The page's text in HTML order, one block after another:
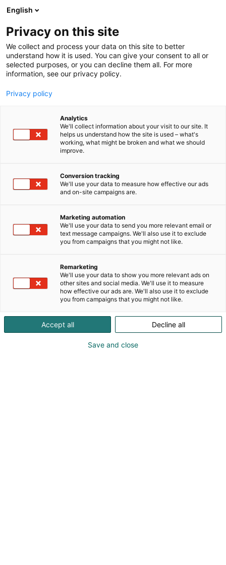
Siirry
sisältöön
Koneviesti
A770
Koneviesti tarjoaa hyödyllistä ja puolueetonta
tietoa erilaisista hyötykoneista. Tunnemme koneet
ja hallitsemme tekniikan järeän luokan työkoneista
ilmestynyt jo vuodesta 1952 ja siitä asti olemme
olleet koneammattilaisten asialla.
vertailua käytännön olosuhteissa. Olemme
asiantunteva kumppani niin konehankinnoissa,
huollossa, korjauksessa sekä käytännön töissä –
säästät selvää rahaa, kun koneesi kestävät
ilmestyy 14 kertaa vuodessa ja on alansa johtava
ammattilehti.
English
Privacy on this site
We collect and process your data on this site to better
understand how it is used. You can give your consent to all or
selected purposes, or you can decline them all. For more
information, see our privacy policy.
Privacy policy
Analytics
We'll collect information about your visit to our site. It
helps us understand how the site is used – what's
working, what might be broken and what we should
improve.
Conversion tracking
We'll use your data to measure how effective our ads
and on-site campaigns are.
Marketing automation
We'll use your data to send you more relevant email or
text message campaigns. We'll also use it to exclude
you from campaigns that you might not like.
Remarketing
We'll use your data to show you more relevant ads on
other sites and social media. We'll use it to measure
how effective our ads are. We'll also use it to exclude
you from campaigns that you might not like.
Accept all Decline all
Save and close